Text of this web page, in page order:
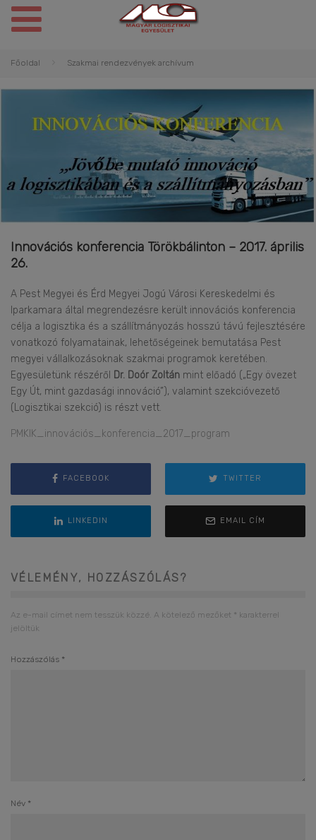
Főoldal Szakmai rendezvények archívum
Innovációs konferencia Törökbálinton – 2017. április
26.
A Pest Megyei és Érd Megyei Jogú Városi Kereskedelmi és
Iparkamara által megrendezésre került innovációs konferencia
célja a logisztika és a szállítmányozás hosszú távú fejlesztésére
vonatkozó folyamatainak, lehetőségeinek bemutatása Pest
megyei vállalkozásoknak szakmai programok keretében.
Egyesületünk részéről Dr. Doór Zoltán mint előadó („Egy övezet
Egy Út, mint gazdasági innováció”), valamint szekcióvezető
(Logisztikai szekció) is részt vett.
PMKIK_innovációs_konferencia_2017_program
FACEBOOK TWITTER
LINKEDIN EMAIL CÍM
VÉLEMÉNY, HOZZÁSZÓLÁS?
Az e-mail címet nem tesszük közzé. A kötelező mezőket * karakterrel
jelöltük
Hozzászólás *
Név *